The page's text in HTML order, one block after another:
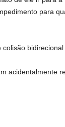
para
colisão bidirecional
acidentalmente